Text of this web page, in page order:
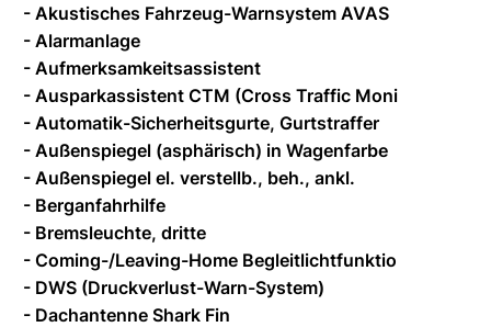
- Akustisches Fahrzeug-Warnsystem AVAS
- Alarmanlage
- Aufmerksamkeitsassistent
- Ausparkassistent CTM (Cross Traffic Moni
- Automatik-Sicherheitsgurte, Gurtstraffer
- Außenspiegel (asphärisch) in Wagenfarbe
- Außenspiegel el. verstellb., beh., ankl.
- Berganfahrhilfe
- Bremsleuchte, dritte
- Coming-/Leaving-Home Begleitlichtfunktio
- DWS (Druckverlust-Warn-System)
- Dachantenne Shark Fin